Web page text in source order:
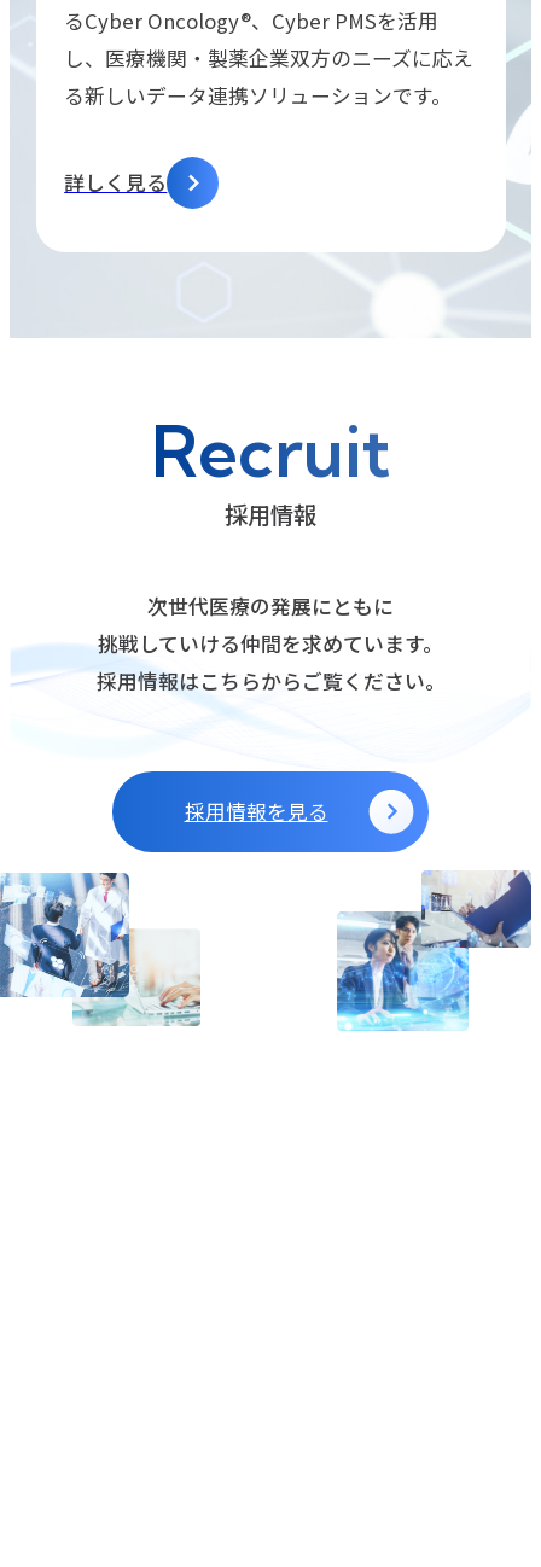
るCyber Oncology®、Cyber PMSを活用
し、医療機関・製薬企業双方のニーズに応え
る新しいデータ連携ソリューションです。
詳しく見る
Recruit
採用情報
次世代医療の発展にともに
挑戦していける仲間を求めています。
採用情報はこちらからご覧ください。
採用情報を見る